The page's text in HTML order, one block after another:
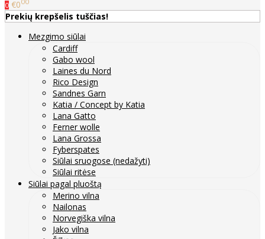
0 €0
Prekių krepšelis tuščias!
Mezgimo siūlai
Cardiff
Gabo wool
Laines du Nord
Rico Design
Sandnes Garn
Katia / Concept by Katia
Lana Gatto
Ferner wolle
Lana Grossa
Fyberspates
Siūlai sruogose (nedažyti)
Siūlai ritėse
Siūlai pagal pluoštą
Merino vilna
Nailonas
Norvegiška vilna
Jako vilna